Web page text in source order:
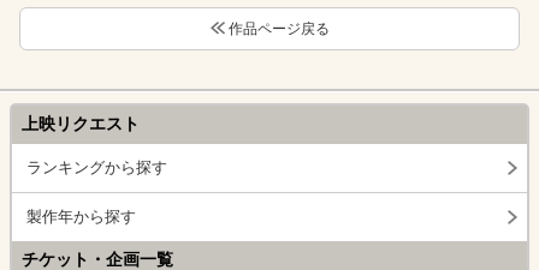
作品ページ戻る
上映リクエスト
ランキングから探す
製作年から探す
チケット・企画一覧